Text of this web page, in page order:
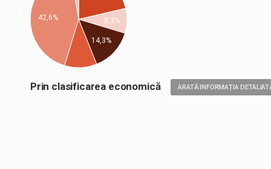
8,3%
14,3%
42,6%
Prin clasificarea economică ARATĂ INFORMAȚIA